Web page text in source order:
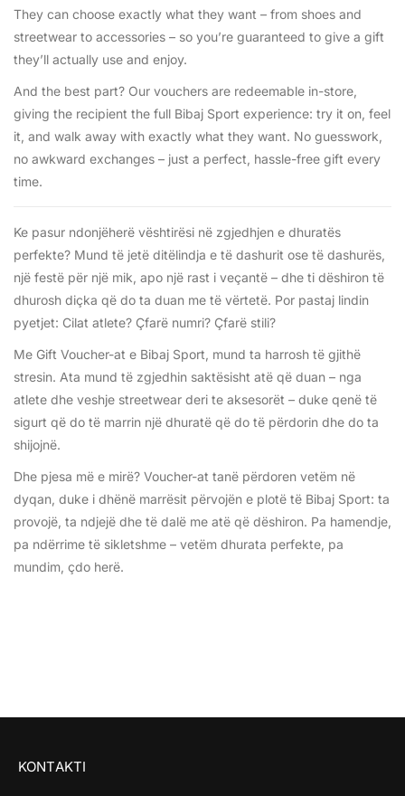
They can choose exactly what they want – from shoes and
streetwear to accessories – so you’re guaranteed to give a gift
they’ll actually use and enjoy.
And the best part? Our vouchers are redeemable in-store,
giving the recipient the full Bibaj Sport experience: try it on, feel
it, and walk away with exactly what they want. No guesswork,
no awkward exchanges – just a perfect, hassle-free gift every
time.
Ke pasur ndonjëherë vështirësi në zgjedhjen e dhuratës
perfekte? Mund të jetë ditëlindja e të dashurit ose të dashurës,
një festë për një mik, apo një rast i veçantë – dhe ti dëshiron të
dhurosh diçka që do ta duan me të vërtetë. Por pastaj lindin
pyetjet: Cilat atlete? Çfarë numri? Çfarë stili?
Me Gift Voucher-at e Bibaj Sport, mund ta harrosh të gjithë
stresin. Ata mund të zgjedhin saktësisht atë që duan – nga
atlete dhe veshje streetwear deri te aksesorët – duke qenë të
sigurt që do të marrin një dhuratë që do të përdorin dhe do ta
shijojnë.
Dhe pjesa më e mirë? Voucher-at tanë përdoren vetëm në
dyqan, duke i dhënë marrësit përvojën e plotë të Bibaj Sport: ta
provojë, ta ndjejë dhe të dalë me atë që dëshiron. Pa hamendje,
pa ndërrime të sikletshme – vetëm dhurata perfekte, pa
mundim, çdo herë.
KONTAKTI